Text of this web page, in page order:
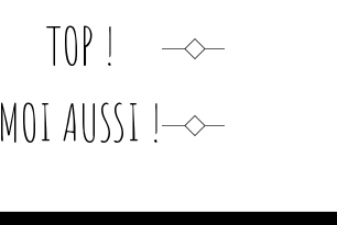
TOP !
MOI AUSSI !